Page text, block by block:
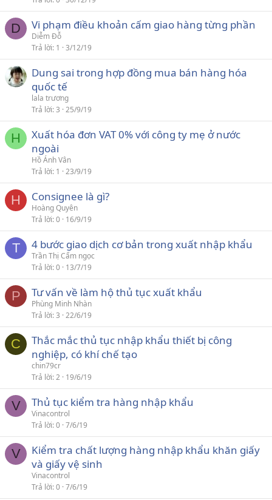
D Vi phạm điều khoản cấm giao hàng từng phần
Diễm Đỗ
Trả lời 1 3/12/19
Dung sai trong hợp đồng mua bán hàng hóa
quốc tế
lala trương
Trả lời 3 25/9/19
H
Xuất hóa đơn VAT 0% với công ty mẹ ở nước
ngoài
Hồ Ánh Vân
Trả lời 1 23/9/19
H Consignee là gì?
Hoàng Quyên
Trả lời 0 16/9/19
T 4 bước giao dịch cơ bản trong xuất nhập khẩu
Trần Thị Cẩm ngọc
Trả lời 0 13/7/19
P Tư vấn về làm hộ thủ tục xuất khẩu
Phùng Minh Nhàn
Trả lời 3 22/6/19
C
Thắc mắc thủ tục nhập khẩu thiết bị công
nghiệp, có khí chế tạo
chin79cr
Trả lời 2 19/6/19
V Thủ tục kiểm tra hàng nhập khẩu
Vinacontrol
Trả lời 0 7/6/19
V
Kiểm tra chất lượng hàng nhập khẩu khăn giấy
và giấy vệ sinh
Vinacontrol
Trả lời 0 7/6/19